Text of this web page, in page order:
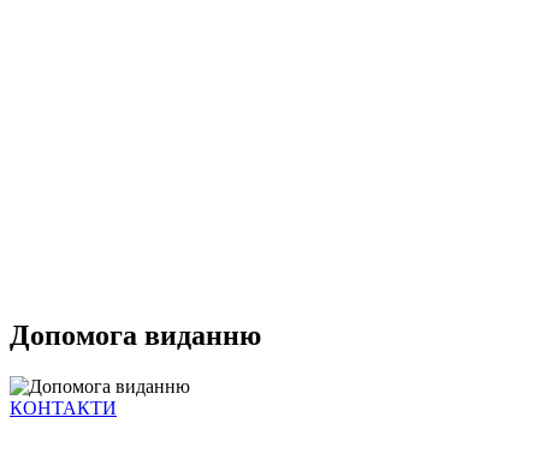
Допомога виданню
КОНТАКТИ